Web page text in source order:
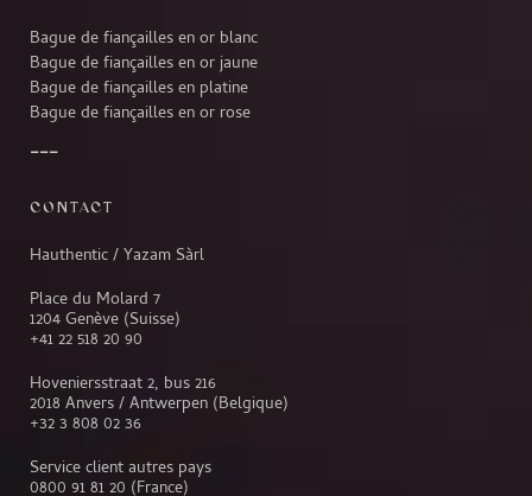
Bague de fiançailles en or blanc
Bague de fiançailles en or jaune
Bague de fiançailles en platine
Bague de fiançailles en or rose
CONTACT
Hauthentic / Yazam Sàrl
Place du Molard 7
1204 Genève (Suisse)
+41 22 518 20 90
Hoveniersstraat 2, bus 216
2018 Anvers / Antwerpen (Belgique)
+32 3 808 02 36
Service client autres pays
0800 91 81 20 (France)